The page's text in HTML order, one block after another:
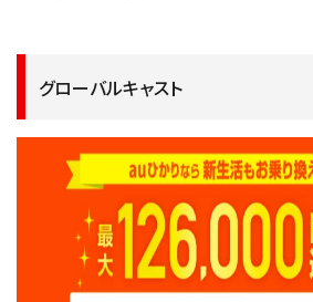
グローバルキャスト